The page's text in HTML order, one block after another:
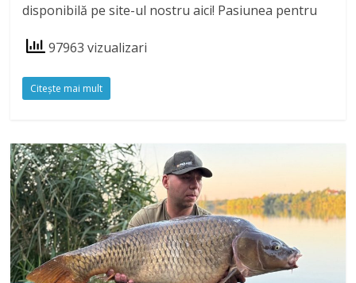
disponibilă pe site-ul nostru aici! Pasiunea pentru
97963 vizualizari
Citeşte mai mult